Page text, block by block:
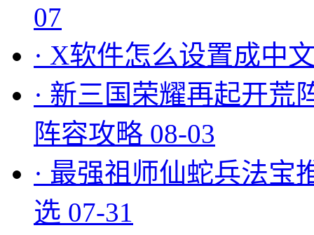
07
· X软件怎么设置成中
· 新三国荣耀再起开荒
阵容攻略 08-03
· 最强祖师仙蛇兵法宝
选 07-31